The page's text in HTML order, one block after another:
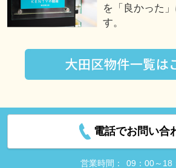
を「良かった
す。
電話でお問い合
営業時間： 09：00～18